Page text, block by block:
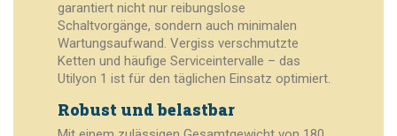
garantiert nicht nur reibungslose
Schaltvorgänge, sondern auch minimalen
Wartungsaufwand. Vergiss verschmutzte
Ketten und häufige Serviceintervalle – das
Utilyon 1 ist für den täglichen Einsatz optimiert.
Robust und belastbar